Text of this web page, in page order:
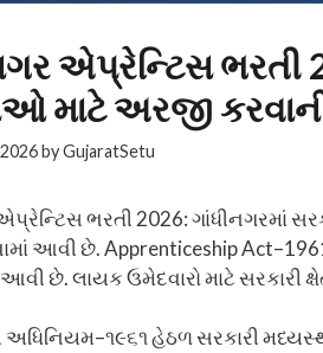
એપ્રેન્ટિસ ભરતી
માટે અરજી
byGujaratSetu
ભરતી 2026: ગાંધીનગરમાં
આવી છે. Apprenticeship
આવી છે. લાયક ઉમેદવારો માટે સરકારી
હેઠળ સરકારી